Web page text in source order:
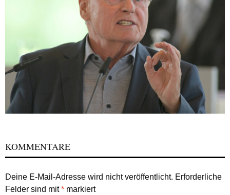
KOMMENTARE
Deine E-Mail-Adresse wird nicht veröffentlicht. Erforderliche
Felder sind mit* markiert